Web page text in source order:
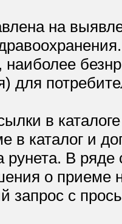
на
наиболее
для
в
в каталог и
рунета. В
о приеме
запрос с